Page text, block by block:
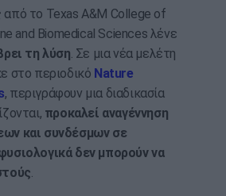
το Texas A&M College of
and Biomedical Sciences λένε
τη λύση. Σε μια νέα μελέτη
στο περιοδικό Nature
, περιγράφουν μια διαδικασία
προκαλεί αναγέννηση
και συνδέσμων σε
δεν μπορούν να
.